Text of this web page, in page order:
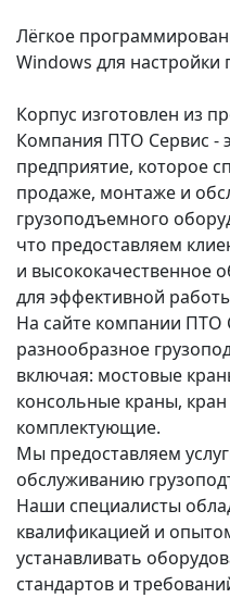
Лёгкое
Windows для настройки
Корпус изготовлен из
Компания ПТО Сервис -
предприятие, которое
продаже, монтаже и
грузоподъемного
что предоставляем
и высококачественное
для эффективной
На сайте компании ПТО
разнообразное
включая: мостовые
консольные краны,
комплектующие.
Мы предоставляем
обслуживанию
Наши специалисты
квалификацией и
устанавливать
стандартов и